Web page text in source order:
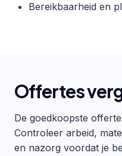
Bereikbaarheid en
Offertes
De goedkoopste
Controleer arbeid,
en nazorg voordat je